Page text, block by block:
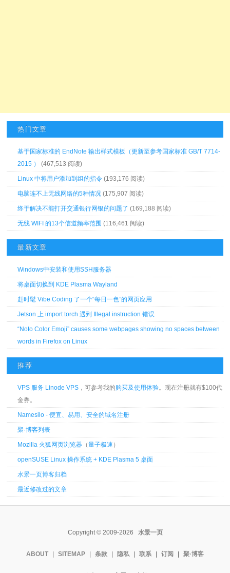
热门文章
基于国家标准的 EndNote 输出样式模板（更新至参考国家标准 GB/T 7714-
2015 ）
(467,513 阅读)
Linux 中将用户添加到组的指令 (193,176 阅读)
电脑连不上无线网络的5种情况 (175,907 阅读)
终于解决不能打开交通银行网银的问题了 (169,188 阅读)
无线 WIFI 的13个信道频率范围 (116,461 阅读)
最新文章
Windows中安装和使用SSH服务器
将桌面切换到 KDE Plasma Wayland
赶时髦 Vibe Coding 了一个“每日一色”的网页应用
Jetson 上 import torch 遇到 Illegal instruction 错误
“Noto Color Emoji” causes some webpages showing no spaces between
words in Firefox on Linux
推荐
VPS 服务 Linode VPS ，可参考我的购买及使用体验。现在注册就有$100代
金券。
Namesilo - 便宜、易用、安全的域名注册
聚·博客列表
Mozilla 火狐网页浏览器 （量子极速 ）
openSUSE Linux 操作系统 + KDE Plasma 5 桌面
水景一页博客归档
最近修改过的文章
Copyright © 2009-2026 水景一页
ABOUT | SITEMAP | 条款 | 隐私 | 联系 | 订阅 | 聚·博客